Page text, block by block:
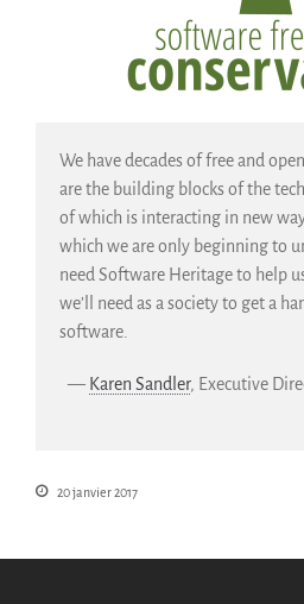
We have decades of free and
are the building blocks of the
of which is interacting in new
which we are only beginning to
need Software Heritage to help
we’ll need as a society to get a
software.
— Karen Sandler, Executive
20 janvier 2017